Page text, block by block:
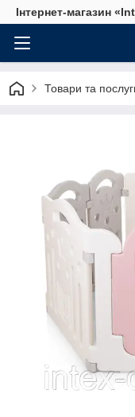
Інтернет-магазин
Товари та